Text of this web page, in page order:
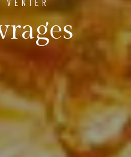
VENIER